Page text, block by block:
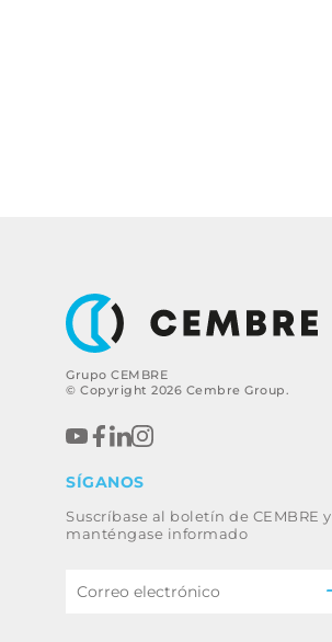
Grupo CEMBRE
© Copyright 2026 Cembre Group.
SÍGANOS
Suscríbase al boletín de CEMBRE y
manténgase informado